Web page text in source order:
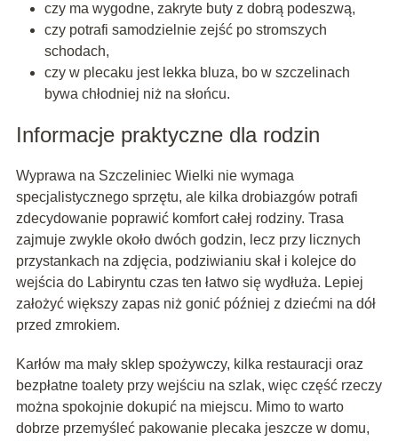
czy ma wygodne, zakryte buty z dobrą podeszwą,
czy potrafi samodzielnie zejść po stromszych
schodach,
czy w plecaku jest lekka bluza, bo w szczelinach
bywa chłodniej niż na słońcu.
Informacje praktyczne dla rodzin
Wyprawa na Szczeliniec Wielki nie wymaga
specjalistycznego sprzętu, ale kilka drobiazgów potrafi
zdecydowanie poprawić komfort całej rodziny. Trasa
zajmuje zwykle około dwóch godzin, lecz przy licznych
przystankach na zdjęcia, podziwianiu skał i kolejce do
wejścia do Labiryntu czas ten łatwo się wydłuża. Lepiej
założyć większy zapas niż gonić później z dziećmi na dół
przed zmrokiem.
Karłów ma mały sklep spożywczy, kilka restauracji oraz
bezpłatne toalety przy wejściu na szlak, więc część rzeczy
można spokojnie dokupić na miejscu. Mimo to warto
dobrze przemyśleć pakowanie plecaka jeszcze w domu,